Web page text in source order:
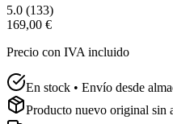
5.0 (133)
169,00 €
Precio con IVA incluido
En stock • Envío desde
Producto nuevo original sin